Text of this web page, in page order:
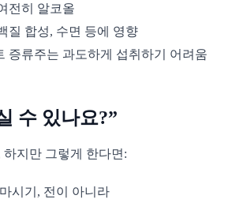
전히 알코올
질 합성, 수면 등에 영향
증류주는 과도하게 섭취하기 어려움
수 있나요?”
하지만 그렇게 한다면:
시기, 전이 아니라